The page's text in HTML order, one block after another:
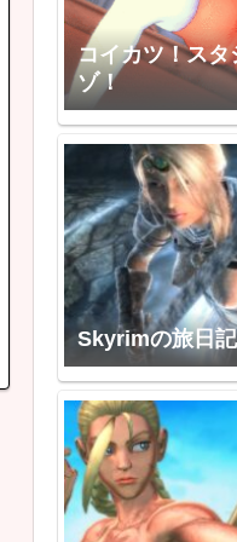
コイカツ！ス
ゾ！
Skyrimの旅日記